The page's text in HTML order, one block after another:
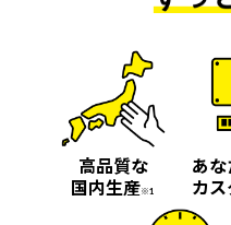
高品質な
国内生産※1
あ
カ